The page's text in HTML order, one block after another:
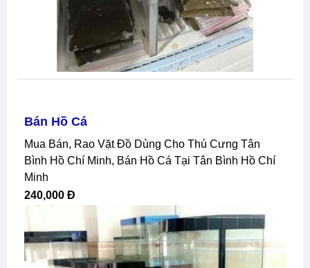
Bán Hồ Cá
Mua Bán, Rao Vặt Đồ Dùng Cho Thú Cưng Tân
Bình Hồ Chí Minh, Bán Hồ Cá Tại Tân Bình Hồ Chí
Minh
240,000 Đ